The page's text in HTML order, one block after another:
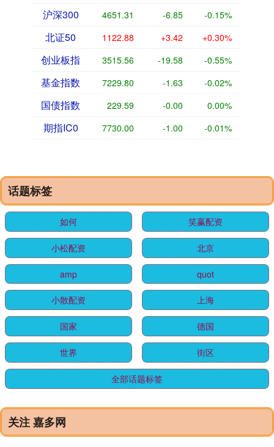
沪深300 4651.31 -6.85 -0.15%
北证50 1122.88 +3.42 +0.30%
创业板指 3515.56 -19.58 -0.55%
基金指数 7229.80 -1.63 -0.02%
国债指数 229.59 -0.00 0.00%
期指IC0 7730.00 -1.00 -0.01%
话题标签
如何 笑赢配资
小松配资 北京
amp quot
小散配资 上海
国家 德国
世界 街区
全部话题标签
关注 嘉多网